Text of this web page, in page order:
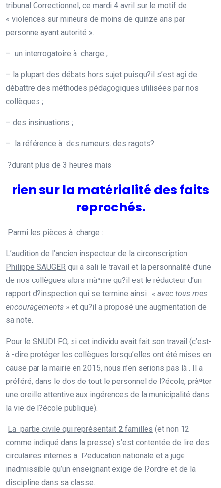
tribunal Correctionnel, ce mardi 4 avril sur le motif de
« violences sur mineurs de moins de quinze ans par
personne ayant autorité ».
– un interrogatoire à charge ;
– la plupart des débats hors sujet puisqu?il s’est agi de
débattre des méthodes pédagogiques utilisées par nos
collègues ;
– des insinuations ;
– la référence à des rumeurs, des ragots?
?durant plus de 3 heures mais
rien sur la matérialité des faits
reprochés.
Parmi les pièces à charge :
L’audition de l’ancien inspecteur de la circonscription
Philippe SAUGER qui a sali le travail et la personnalité d’une
de nos collègues alors màªme qu?il est le rédacteur d’un
rapport d?inspection qui se termine ainsi : « avec tous mes
encouragements » et qu?il a proposé une augmentation de
sa note.
Pour le SNUDI FO, si cet individu avait fait son travail (c’est-
à -dire protéger les collègues lorsqu’elles ont été mises en
cause par la mairie en 2015, nous n’en serions pas là . Il a
préféré, dans le dos de tout le personnel de l?école, pràªter
une oreille attentive aux ingérences de la municipalité dans
la vie de l?école publique).
La partie civile qui représentait 2 familles (et non 12
comme indiqué dans la presse) s’est contentée de lire des
circulaires internes à l?éducation nationale et a jugé
inadmissible qu’un enseignant exige de l?ordre et de la
discipline dans sa classe.